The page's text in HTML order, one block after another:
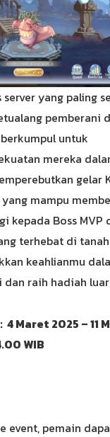
yang paling
pemberani
untuk
mereka
gelar
yang mampu
kepada Boss MVP
terhebat di tanah
keahlianmu
raih hadiah
Maret 2025 – 11
WIB
event, pemain